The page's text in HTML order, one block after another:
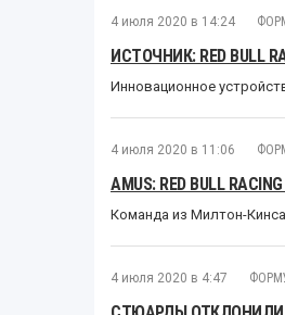
4 июля 2020 в 14:24
ИСТОЧНИК: RED BULL
Инновационное
4 июля 2020 в 11:06
AMUS: RED BULL
Команда из Милтон-
4 июля 2020 в 4:47